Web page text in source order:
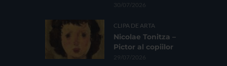
30/07/2026
CLIPA DE ARTA
Nicolae Tonitza –
Pictor al copiilor
29/07/2026